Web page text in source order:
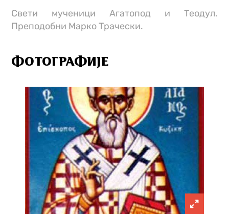
Свети мученици Агатопод и Теодул.
Преподобни Марко Трачески.
ФОТОГРАФИЈЕ